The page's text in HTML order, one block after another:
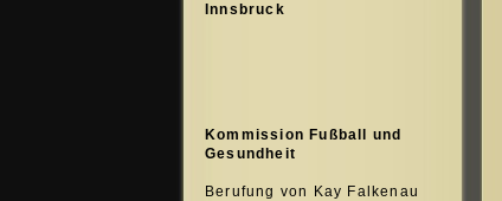
Innsbruck
Kommission Fußball und
Gesundheit
Berufung von Kay Falkenau